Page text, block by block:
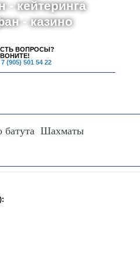
- кейтеринга
- казино
ВОПРОСЫ?
7 (905) 501 54 22
батута Шахматы